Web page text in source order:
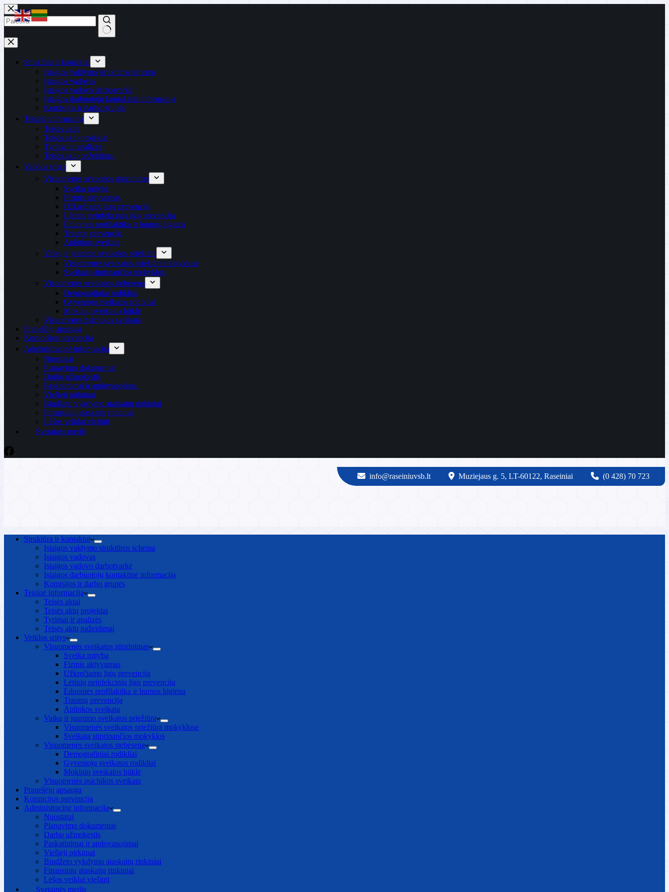
Skip
to
content
No
results
Struktūra ir kontaktai
Įstaigos valdymo struktūros schema
Įstaigos vadovas
Įstaigos vadovo darbotvarkė
Įstaigos darbuotojų kontaktinė informacija
Komisijos ir darbo grupės
Teisinė informacija
Teisės aktai
Teisės aktų projektai
Tyrimai ir analizės
Teisės aktų pažeidimai
Veiklos sritys
Visuomenės sveikatos stiprinimas
Sveika mityba
Fizinis aktyvumas
Užkrečiamų ligų prevencija
Lėtinių neinfekcinių ligų prevencija
Ėduonies profilaktika ir burnos higiena
Traumų prevencija
Aplinkos sveikata
Vaikų ir jaunimo sveikatos priežiūra
Visuomenės sveikatos priežiūra mokyklose
Sveikatą stiprinančios mokyklos
Visuomenės sveikatos stebėsena
Demografiniai rodikliai
Gyventojų sveikatos rodikliai
Mokinių sveikatos būklė
Visuomenės psichikos sveikata
Pranešėjų apsauga
Korupcijos prevencija
Administracinė informacija
Nuostatai
Planavimo dokumentai
Darbo užmokestis
Paskatinimai ir apdovanojimai
Viešieji pirkimai
Biudžeto vykdymo ataskaitų rinkiniai
Finansinių ataskaitų rinkiniai
Lėšos veiklai viešinti
Svetainės medis
info@raseiniuvsb.lt Muziejaus g. 5, LT-60122, Raseiniai (0 428) 70 723
Struktūra ir kontaktai
Įstaigos valdymo struktūros schema
Įstaigos vadovas
Įstaigos vadovo darbotvarkė
Įstaigos darbuotojų kontaktinė informacija
Komisijos ir darbo grupės
Teisinė informacija
Teisės aktai
Teisės aktų projektai
Tyrimai ir analizės
Teisės aktų pažeidimai
Veiklos sritys
Visuomenės sveikatos stiprinimas
Sveika mityba
Fizinis aktyvumas
Užkrečiamų ligų prevencija
Lėtinių neinfekcinių ligų prevencija
Ėduonies profilaktika ir burnos higiena
Traumų prevencija
Aplinkos sveikata
Vaikų ir jaunimo sveikatos priežiūra
Visuomenės sveikatos priežiūra mokyklose
Sveikatą stiprinančios mokyklos
Visuomenės sveikatos stebėsena
Demografiniai rodikliai
Gyventojų sveikatos rodikliai
Mokinių sveikatos būklė
Visuomenės psichikos sveikata
Pranešėjų apsauga
Korupcijos prevencija
Administracinė informacija
Nuostatai
Planavimo dokumentai
Darbo užmokestis
Paskatinimai ir apdovanojimai
Viešieji pirkimai
Biudžeto vykdymo ataskaitų rinkiniai
Finansinių ataskaitų rinkiniai
Lėšos veiklai viešinti
Svetainės medis